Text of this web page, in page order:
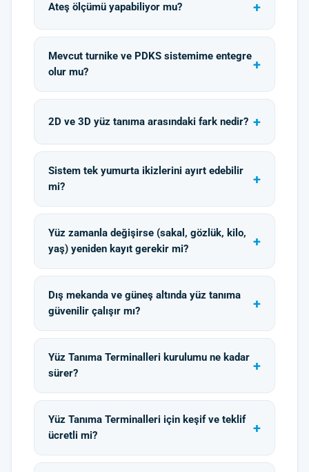
Ateş ölçümü yapabiliyor mu?
Mevcut turnike ve PDKS sistemime entegre
olur mu?
2D ve 3D yüz tanıma arasındaki fark nedir?
Sistem tek yumurta ikizlerini ayırt edebilir
mi?
Yüz zamanla değişirse (sakal, gözlük, kilo,
yaş) yeniden kayıt gerekir mi?
Dış mekanda ve güneş altında yüz tanıma
güvenilir çalışır mı?
Yüz Tanıma Terminalleri kurulumu ne kadar
sürer?
Yüz Tanıma Terminalleri için keşif ve teklif
ücretli mi?